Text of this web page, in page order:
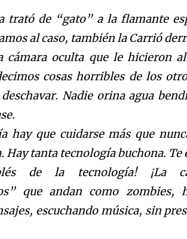
trató de “gato” a la flamante
al caso, tambiénla Carrió
cámara oculta que le hicieron
cosas horribles de los
Nadie orina agua
hay que cuidarse más que
Hay tanta tecnología buchona. Te
de la tecnología! ¡La
que andan como zombies,
escuchando música, sin